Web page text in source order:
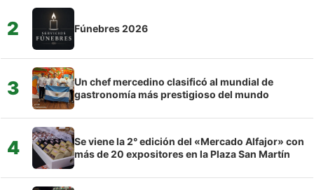
2 Fúnebres 2026
3
Un chef mercedino clasificó al mundial de
gastronomía más prestigioso del mundo
4
Se viene la 2° edición del «Mercado Alfajor» con
más de 20 expositores en la Plaza San Martín